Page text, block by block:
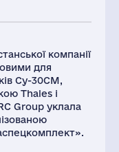
компанії
для
Су-30СМ,
Thales і
Group уклала